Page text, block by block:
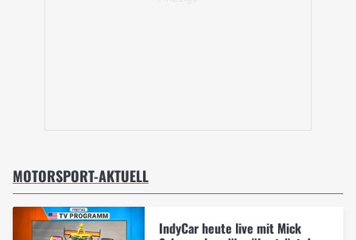
MOTORSPORT-AKTUELL
IndyCar heute live mit Mick